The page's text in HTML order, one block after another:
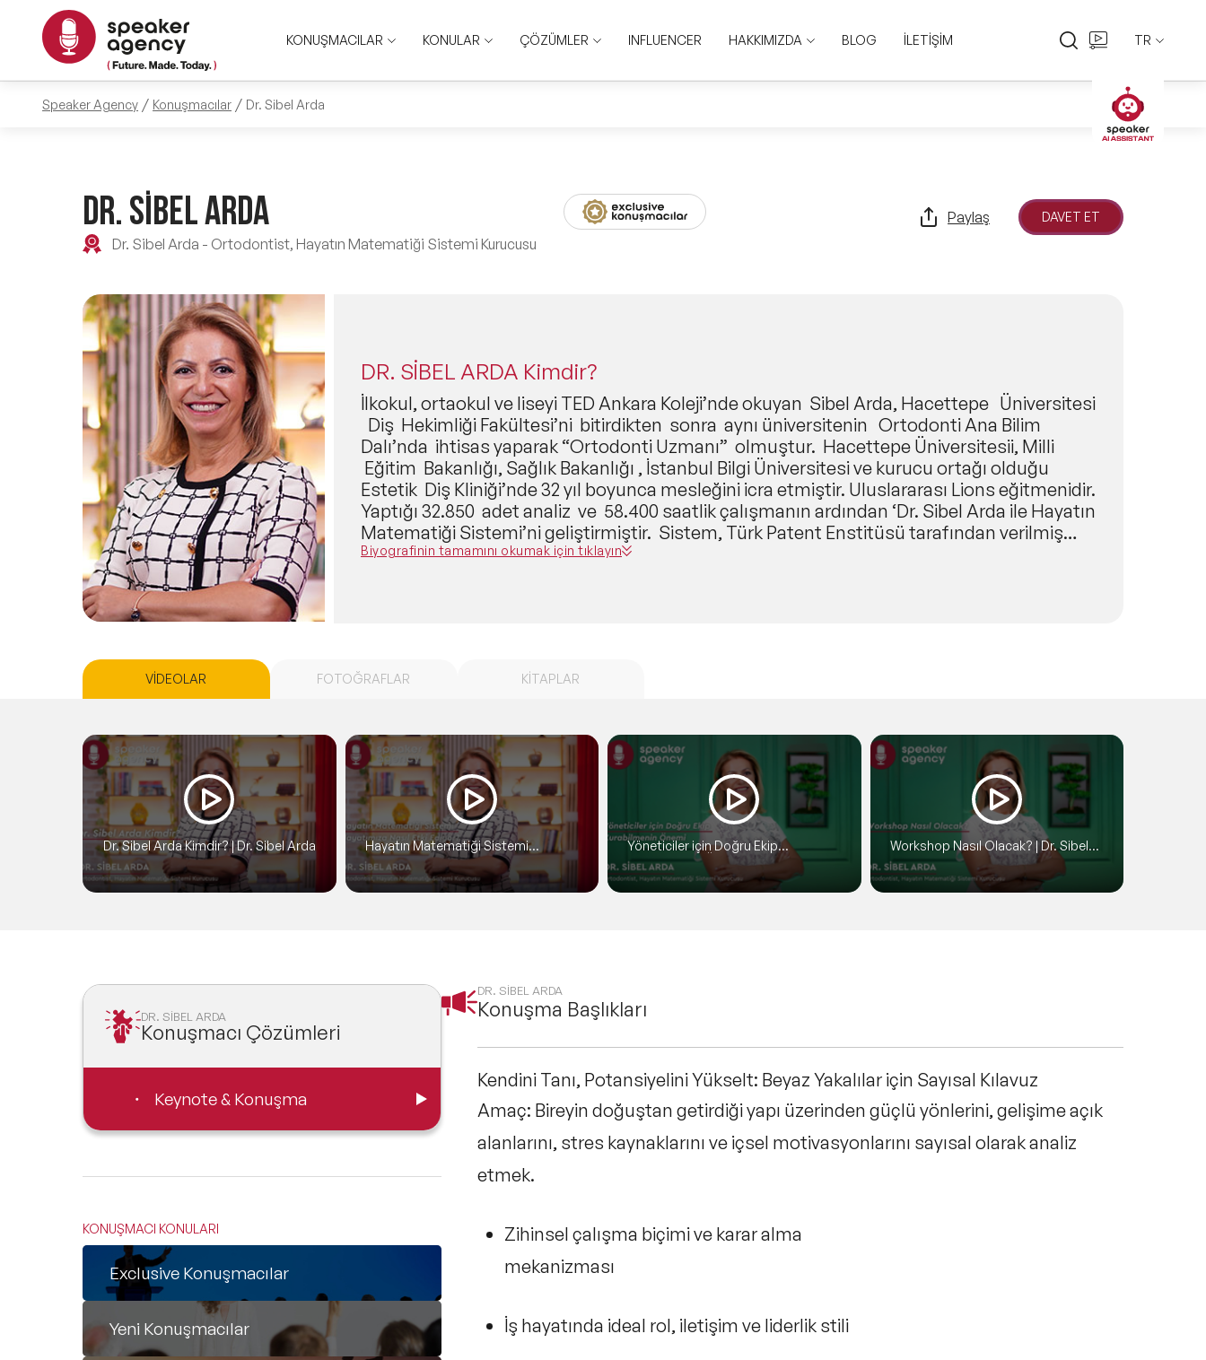
KONUŞMACILAR KONULAR ÇÖZÜMLER INFLUENCER HAKKIMIZDA BLOG İLETİŞİM TR
EN
TR
Speaker Agency Konuşmacılar Dr. Sibel Arda
DR. SİBEL ARDA
Dr. Sibel Arda - Ortodontist, Hayatın Matematiği Sistemi Kurucusu
Paylaş DAVET ET
DR. SİBEL ARDA Kimdir?
İlkokul, ortaokul ve liseyi TED Ankara Koleji’nde okuyan Sibel Arda, Hacettepe Üniversitesi
Diş Hekimliği Fakültesi’ni bitirdikten sonra aynı üniversitenin Ortodonti Ana Bilim
Dalı’nda ihtisas yaparak “Ortodonti Uzmanı” olmuştur. Hacettepe Üniversitesii, Milli
Eğitim Bakanlığı, Sağlık Bakanlığı , İstanbul Bilgi Üniversitesi ve kurucu ortağı olduğu
Estetik Diş Kliniği’nde 32 yıl boyunca mesleğini icra etmiştir. Uluslararası Lions eğitmenidir.
Yaptığı 32.850 adet analiz ve 58.400 saatlik çalışmanın ardından ‘Dr. Sibel Arda ile Hayatın
Matematiği Sistemi’ni geliştirmiştir. Sistem, Türk Patent Enstitüsü tarafından verilmiş
marka tescil belgesine ve her biri TC. Kültür ve Turizm Bakanlığı Telif Hakları Genel
ulaşmıştır.
Biyografinin tamamını okumak için tıklayın
VİDEOLAR FOTOĞRAFLAR KİTAPLAR
Dr. Sibel Arda Kimdir? | Dr. Sibel Arda
Hayatın Matematiği Sistemi
Hayatımıza Nasıl Etki Ediyor? | Dr.
Sibel Arda
Yöneticiler için Doğru Ekip
Kurabilmenin Önemi | Dr. Sibel Arda
Workshop Nasıl Olacak? | Dr. Sibel
Arda
DR. SİBEL ARDA
Konuşmacı Çözümleri
Keynote & Konuşma
KONUŞMACI KONULARI
Exclusive Konuşmacılar
Yeni Konuşmacılar
DR. SİBEL ARDA
Konuşma Başlıkları
Kendini Tanı, Potansiyelini Yükselt: Beyaz Yakalılar için Sayısal Kılavuz
Amaç: Bireyin doğuştan getirdiği yapı üzerinden güçlü yönlerini, gelişime açık
alanlarını, stres kaynaklarını ve içsel motivasyonlarını sayısal olarak analiz
etmek.
Zihinsel çalışma biçimi ve karar alma
mekanizması
İş hayatında ideal rol, iletişim ve liderlik stili